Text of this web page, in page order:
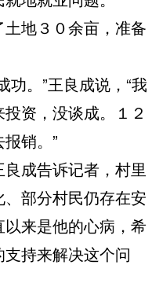
地３０余亩，准备
。”王良成说，“我
资，没谈成。１２
销。”
成告诉记者，村里
部分村民仍存在安
来是他的心病，希
持来解决这个问